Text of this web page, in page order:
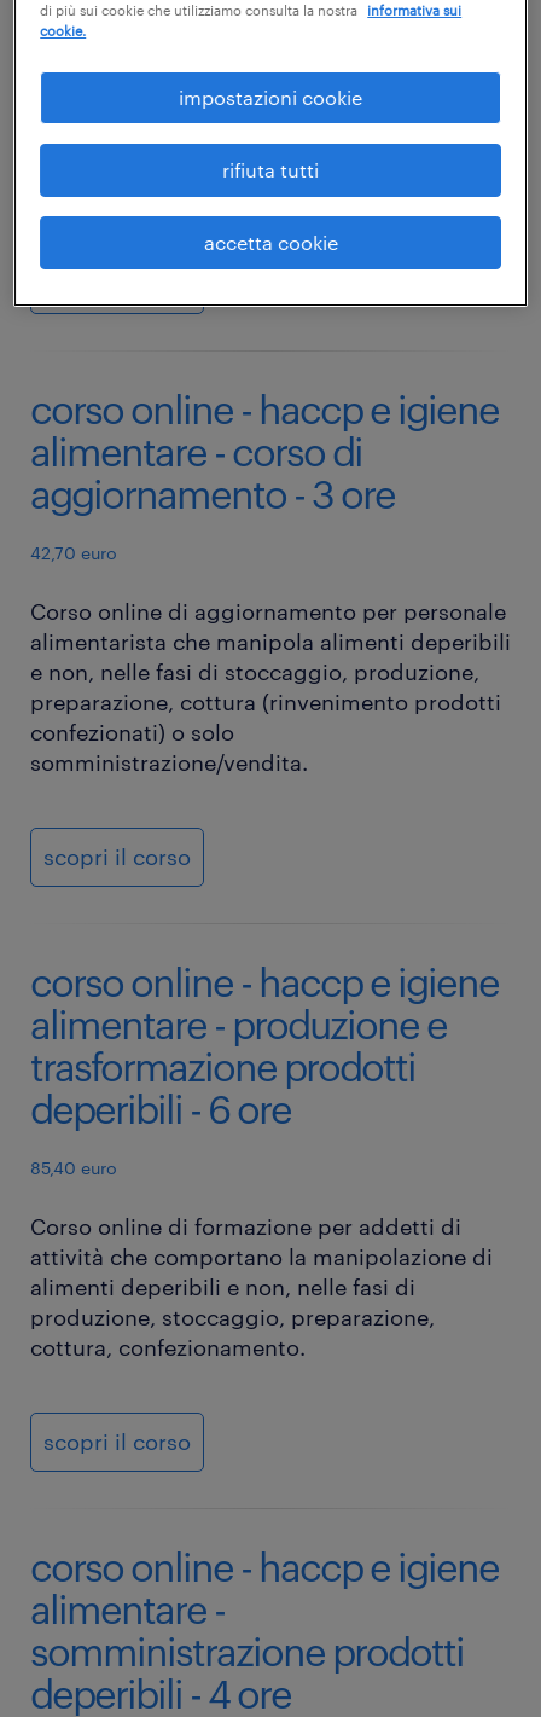
Corso online di formazione per personale
alimentarista che manipola alimenti deperibili
e non, nelle fasi di stoccaggio, produzione,
preparazione, cottura (rinvenimento prodotti
confezionati) o solo
somministrazione/vendita.
corso online - haccp e igiene
alimentare - corso di
aggiornamento - 3 ore
42,70 euro
Corso online di aggiornamento per personale
alimentarista che manipola alimenti deperibili
e non, nelle fasi di stoccaggio, produzione,
preparazione, cottura (rinvenimento prodotti
confezionati) o solo
somministrazione/vendita.
scopri il corso
corso online - haccp e igiene
alimentare - produzione e
trasformazione prodotti
deperibili - 6 ore
85,40 euro
Corso online di formazione per addetti di
attività che comportano la manipolazione di
alimenti deperibili e non, nelle fasi di
produzione, stoccaggio, preparazione,
cottura, confezionamento.
scopri il corso
corso online - haccp e igiene
alimentare -
somministrazione prodotti
deperibili - 4 ore
di più sui cookie che utilizziamo consulta la nostra
informativa sui
cookie.
impostazioni cookie
rifiuta tutti
accetta cookie